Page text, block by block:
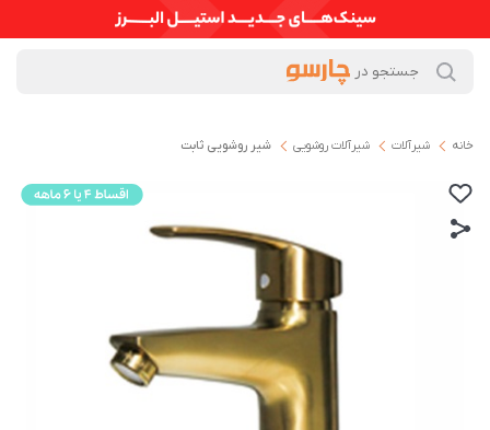
خانه شیرآلات شیرآلات روشویی شیر روشویی ثابت